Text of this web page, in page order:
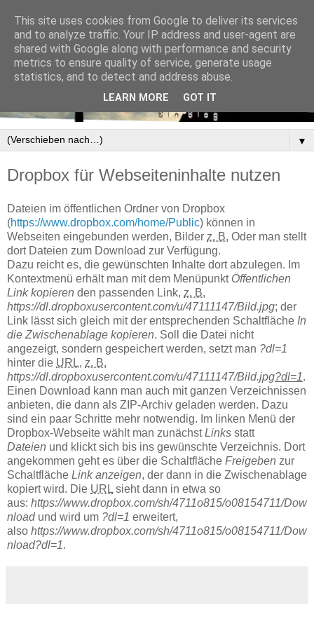
▼
Dropbox für Webseiteninhalte nutzen
Dateien im öffentlichen Ordner von Dropbox
(https://www.dropbox.com/home/Public) können in
Webseiten eingebunden werden, Bilder z. B. Oder man stellt
dort Dateien zum Download zur Verfügung.
Dazu reicht es, die gewünschten Inhalte dort abzulegen. Im
Kontextmenü erhält man mit dem Menüpunkt Öffentlichen
Link kopieren den passenden Link, z. B.
https://dl.dropboxusercontent.com/u/47111147/Bild.jpg; der
Link lässt sich gleich mit der entsprechenden Schaltfläche In
die Zwischenablage kopieren. Soll die Datei nicht
angezeigt, sondern gespeichert werden, setzt man ?dl=1
hinter die URL, z. B.
https://dl.dropboxusercontent.com/u/47111147/Bild.jpg?dl=1.
Einen Download kann man auch mit ganzen Verzeichnissen
anbieten, die dann als ZIP-Archiv geladen werden. Dazu
sind ein paar Schritte mehr notwendig. Im linken Menü der
Dropbox-Webseite wählt man zunächstLinks statt
Dateien und klickt sich bis ins gewünschte Verzeichnis. Dort
angekommen geht es über die Schaltfläche Freigeben zur
Schaltfläche Link anzeigen, der dann in die Zwischenablage
kopiert wird. Die URL sieht dann in etwa so
aus: https://www.dropbox.com/sh/4711o815/o08154711/Dow
nloadund wird um ?dl=1 erweitert,
also https://www.dropbox.com/sh/4711o815/o08154711/Dow
nload?dl=1.
This site uses cookies from Google to deliver its services
and to analyze traffic. Your IP address and user-agent are
shared with Google along with performance and security
metrics to ensure quality of service, generate usage
statistics, and to detect and address abuse.
LEARN MORE GOT IT